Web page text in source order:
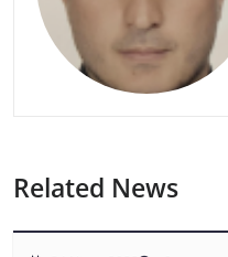
Related News